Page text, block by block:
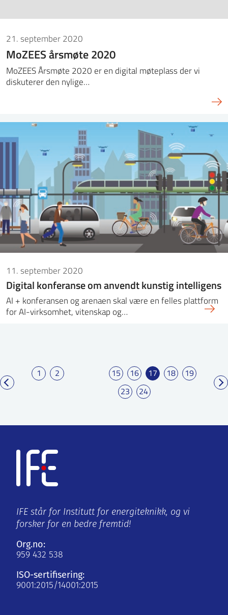
21. september 2020
MoZEES årsmøte 2020
MoZEES Årsmøte 2020 er en digital møteplass der vi
diskuterer den nylige…
11. september 2020
Digital konferanse om anvendt kunstig intelligens
AI + konferansen og arenaen skal være en felles plattform
for AI-virksomhet, vitenskap og…
1 2 15 16 17 18
19
23
24
IFE står for Institutt for energiteknikk, og vi
forsker for en bedre fremtid!
Org.no:
959 432 538
ISO-sertifisering:
9001:2015/14001:2015